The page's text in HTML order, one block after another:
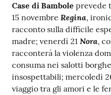
Case di Bambole prevede
15 novembre Regina,
racconto sulla difficile
madre; venerdì 21 Nora,
racconterà la violenza
consuma nei salotti
insospettabili; mercoledì
viaggio tra gli amori e le